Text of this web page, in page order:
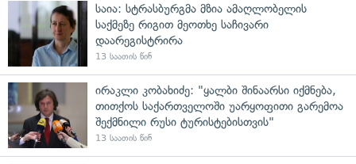
საია: სტრასბურგმა მზია ამაღლობელის
საქმეზე რიგით მეოთხე საჩივარი
დაარეგისტრირა
13 საათის წინ
ირაკლი კობახიძე: "ყალბი შინაარსი იქმნება,
თითქოს საქართველოში უარყოფითი გარემოა
შექმნილი რუსი ტურისტებისთვის"
13 საათის წინ